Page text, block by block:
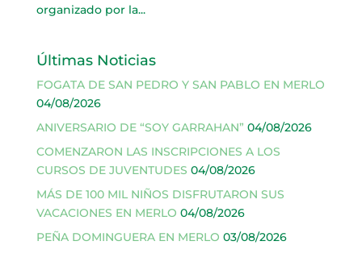
organizado por la...
Últimas Noticias
FOGATA DE SAN PEDRO Y SAN PABLO EN MERLO
04/08/2026
ANIVERSARIO DE “SOY GARRAHAN” 04/08/2026
COMENZARON LAS INSCRIPCIONES A LOS
CURSOS DE JUVENTUDES 04/08/2026
MÁS DE 100 MIL NIÑOS DISFRUTARON SUS
VACACIONES EN MERLO 04/08/2026
PEÑA DOMINGUERA EN MERLO 03/08/2026